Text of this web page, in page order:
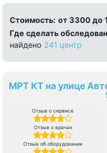
Стоимость: от 3300 до
Где сделать
найдено 241 центр
МРТ КТ на улице
Отзыв о сервисе
Отзыв о врачах
Отзыв об оборудовании